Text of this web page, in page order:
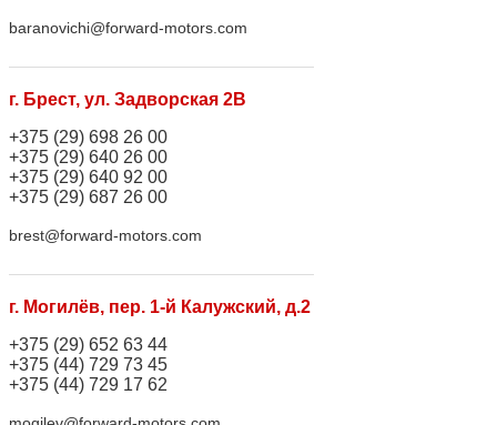
baranovichi@forward-motors.com
г. Брест, ул. Задворская 2В
+375 (29) 698 26 00
+375 (29) 640 26 00
+375 (29) 640 92 00
+375 (29) 687 26 00
brest@forward-motors.com
г. Могилёв, пер. 1-й Калужский, д.2
+375 (29) 652 63 44
+375 (44) 729 73 45
+375 (44) 729 17 62